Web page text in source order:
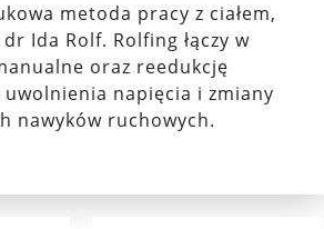
metoda pracy z ciałem,
Ida Rolf. Rolfing łączy w
oraz reedukcję
napięcia i zmiany
nawyków ruchowych.